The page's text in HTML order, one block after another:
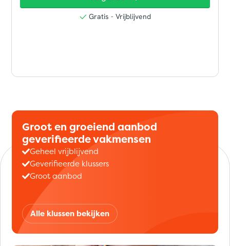
Groot en groeiend aanbod
geverifieerde vakmensen
Geheel vrijblijvend
Geverifieerde klussers
Groot aanbod
Alle klussen bekijken